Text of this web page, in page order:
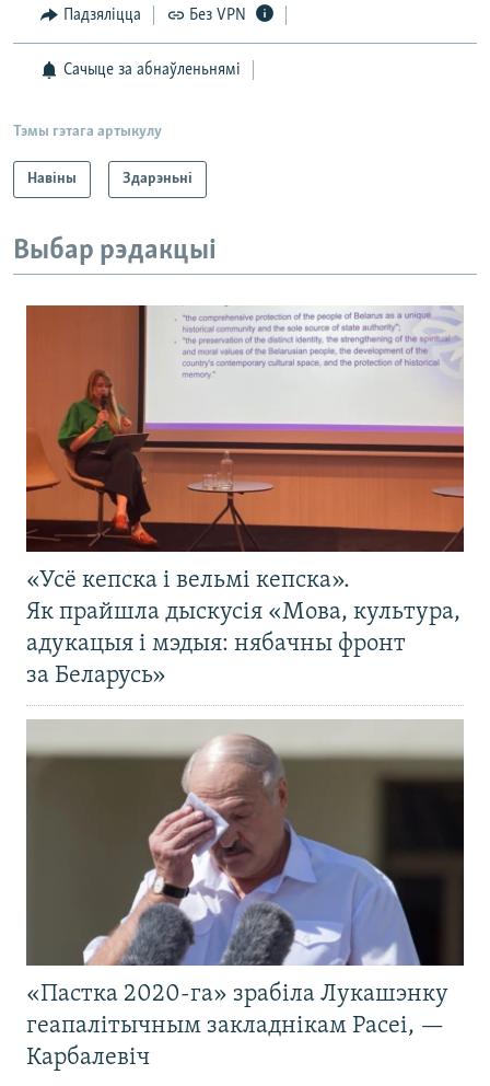
Падзяліцца Без VPN
Сачыце за абнаўленьнямі
Тэмы гэтага артыкулу
Навіны Здарэньні
Выбар рэдакцыі
«Усё кепска і вельмі кепска».
Як прайшла дыскусія «Мова, культура,
адукацыя і мэдыя: нябачны фронт
за Беларусь»
«Пастка 2020-га» зрабіла Лукашэнку
геапалітычным закладнікам Расеі, —
Карбалевіч